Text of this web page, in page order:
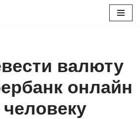
валюту
онлайн